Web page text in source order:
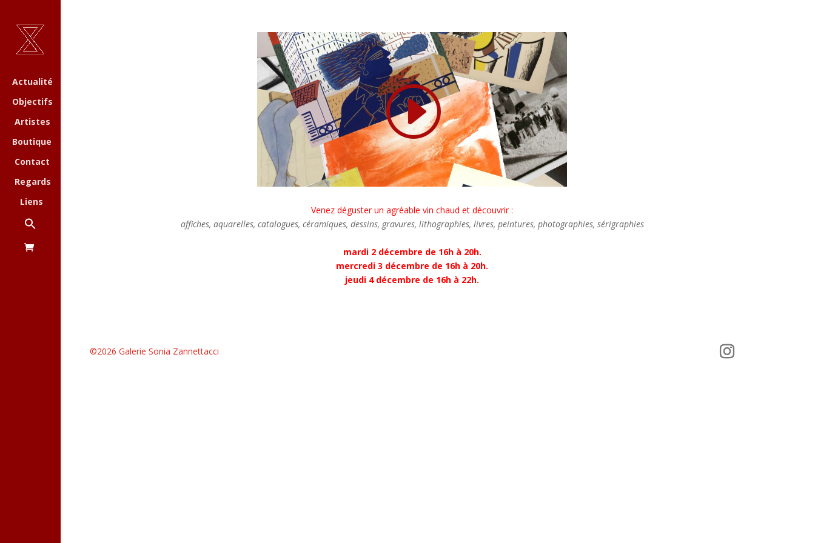
Actualité
Objectifs
Artistes
Boutique
Contact
Regards
Liens
Venez déguster un agréable vin chaud et découvrir :
affiches, aquarelles, catalogues, céramiques, dessins, gravures, lithographies, livres, peintures, photographies, sérigraphies
mardi 2 décembre de 16h à 20h.
mercredi 3 décembre de 16h à 20h.
jeudi 4 décembre de 16h à 22h.
©2026 Galerie Sonia Zannettacci